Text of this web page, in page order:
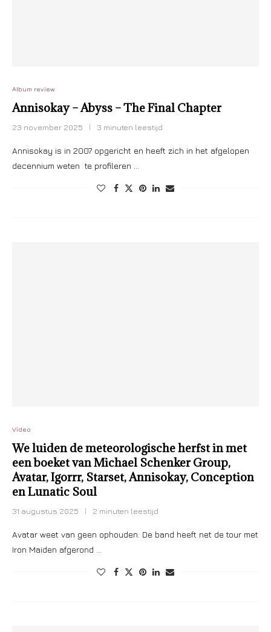
Album review
Annisokay – Abyss – The Final Chapter
23 november 2025 3 minuten leestijd
Annisokay is in 2007 opgericht en heeft zich in het afgelopen
decennium weten te profileren …
Video
We luiden de meteorologische herfst in met
een boeket van Michael Schenker Group,
Avatar, Igorrr, Starset, Annisokay, Conception
en Lunatic Soul
31 augustus 2025 2 minuten leestijd
Avatar weet van geen ophouden. De band heeft net de tour met
Iron Maiden afgerond …